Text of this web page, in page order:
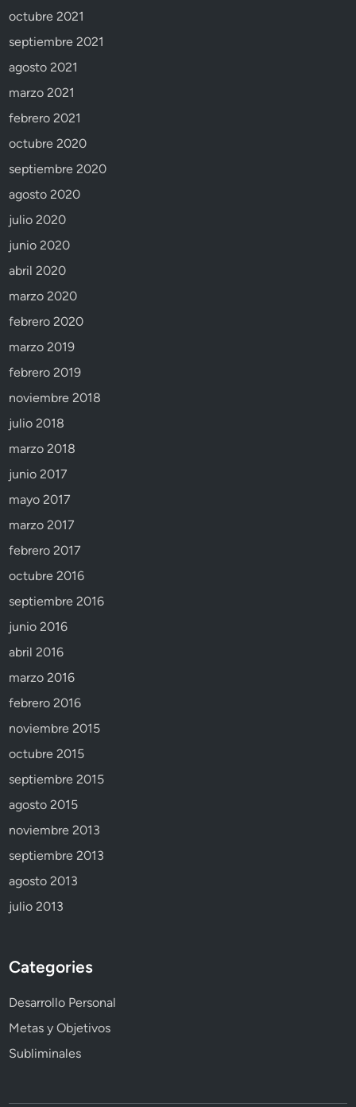
octubre 2021
septiembre 2021
agosto 2021
marzo 2021
febrero 2021
octubre 2020
septiembre 2020
agosto 2020
julio 2020
junio 2020
abril 2020
marzo 2020
febrero 2020
marzo 2019
febrero 2019
noviembre 2018
julio 2018
marzo 2018
junio 2017
mayo 2017
marzo 2017
febrero 2017
octubre 2016
septiembre 2016
junio 2016
abril 2016
marzo 2016
febrero 2016
noviembre 2015
octubre 2015
septiembre 2015
agosto 2015
noviembre 2013
septiembre 2013
agosto 2013
julio 2013
Categories
Desarrollo Personal
Metas y Objetivos
Subliminales